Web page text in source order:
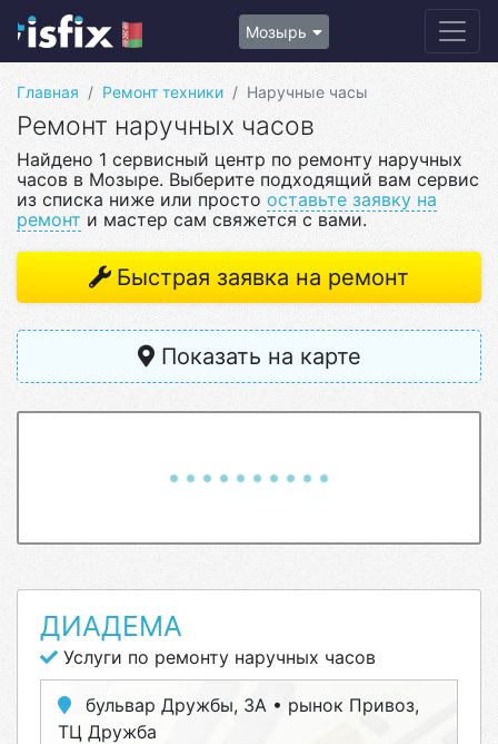
Мозырь
Главная Ремонт техники Наручные часы
Ремонт наручных часов
Найдено 1 сервисный центр по ремонту наручных
часов в Мозыре. Выберите подходящий вам сервис
из списка ниже или просто оставьте заявку на
ремонт и мастер сам свяжется с вами.
Быстрая заявка на ремонт
Показать на карте
ДИАДЕМА
Услуги по ремонту наручных часов
бульвар Дружбы, 3А • рынок Привоз,
ТЦ Дружба